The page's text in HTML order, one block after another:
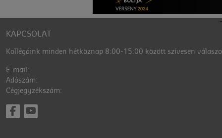
KAPCSOLAT
Kollégáink minden hétköznap 8:00-15:00 között szívesen
E-mail:
Adószám:
Cégjegyzékszám: